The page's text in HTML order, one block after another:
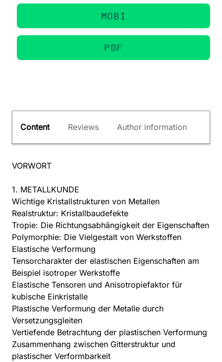
MOBI
PDF
Content Reviews Author information
VORWORT
1. METALLKUNDE
Wichtige Kristallstrukturen von Metallen
Realstruktur: Kristallbaudefekte
Tropie: Die Richtungsabhängigkeit der Eigenschaften
Polymorphie: Die Vielgestalt von Werkstoffen
Elastische Verformung
Tensorcharakter der elastischen Eigenschaften am
Beispiel isotroper Werkstoffe
Elastische Tensoren und Anisotropiefaktor für
kubische Einkristalle
Plastische Verformung der Metalle durch
Versetzungsgleiten
Vertiefende Betrachtung der plastischen Verformung
Zusammenhang zwischen Gitterstruktur und
plastischer Verformbarkeit